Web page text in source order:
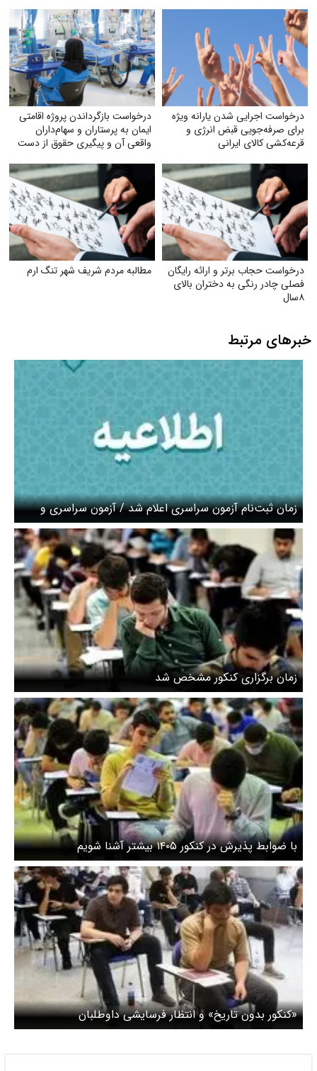
درخواست اجرایی شدن یارانه ویژه
برای صرفه‌جویی قبض انرژی و
قرعه‌کشی کالای ایرانی
درخواست بازگرداندن پروژه اقامتی
ایمان به پرستاران و سهام‌داران
واقعی آن و پیگیری حقوق از دست
درخواست حجاب برتر و ارائه رایگان
فصلی چادر رنگی به دختران بالای
۸سال
مطالبه مردم شریف شهر تنگ ارم
خبرهای مرتبط
زمان ثبت‌نام آزمون سراسری اعلام شد / آزمون سراسری و
دانشجو – معلم همزمان برگزار می شوند
زمان برگزاری کنکور مشخص شد
با ضوابط پذیرش در کنکور ۱۴۰۵ بیشتر آشنا شویم
«کنکور بدون‌ تاریخ» و انتظار فرسایشی داوطلبان